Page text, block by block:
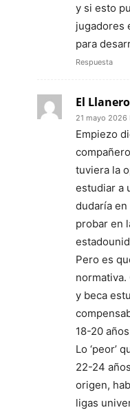
y si esto
jugadores
para
Respuesta
El
21 mayo 2026
Empiezo
tuviera la
estudiar a
dudaría
probar en
Pero es
normativa.
y beca
18-20
Lo ‘peor’
22-24
origen,
ligas